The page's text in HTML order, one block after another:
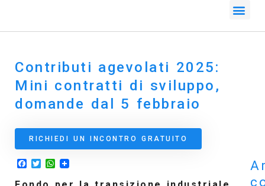
Contributi agevolati 2025:
Mini contratti di sviluppo,
domande dal 5 febbraio
RICHIEDI UN INCONTRO GRATUITO
Facebook
TwitterWhatsApp